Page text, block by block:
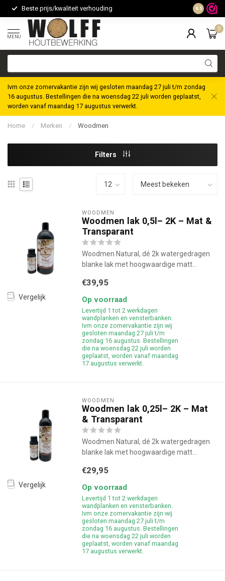
Beste prijs/kwaliteit verhouding Maatwerk
9.5
MENU
0
Ivm onze zomervakantie zijn wij gesloten maandag 27 juli t/m zondag
16 augustus. Bestellingen die na woensdag 22 juli worden geplaatst,
worden vanaf maandag 17 augustus verwerkt.
Home / Merken / Woodmen
Filters
Vergelijk
WOODMEN
Woodmen lak 0,5l– 2K – Mat &
Transparant
Woodmen Natural, dé 2k watergedragen
blanke lak met hoogwaardige matt...
€39,95
Op voorraad
Levertijd 1 tot 2 werkdagen
wandplanken en vensterbanken.
Ivm onze zomervakantie zijn wij
gesloten maandag 27 juli t/m
zondag 16 augustus. Bestellingen
die na woensdag 22 juli worden
geplaatst, worden vanaf maandag
17 augustus verwerkt.
Vergelijk
WOODMEN
Woodmen lak 0,25l– 2K – Mat
& Transparant
Woodmen Natural, dé 2k watergedragen
blanke lak met hoogwaardige matt...
€29,95
Op voorraad
Levertijd 1 tot 2 werkdagen
wandplanken en vensterbanken.
Ivm onze zomervakantie zijn wij
gesloten maandag 27 juli t/m
zondag 16 augustus. Bestellingen
die na woensdag 22 juli worden
geplaatst, worden vanaf maandag
17 augustus verwerkt.